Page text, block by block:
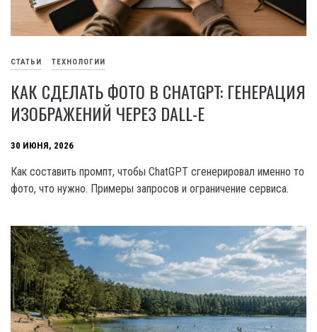
СТАТЬИ ТЕХНОЛОГИИ
КАК СДЕЛАТЬ ФОТО В CHATGPT: ГЕНЕРАЦИЯ
ИЗОБРАЖЕНИЙ ЧЕРЕЗ DALL-E
30 ИЮНЯ, 2026
Как составить промпт, чтобы ChatGPT сгенерировал именно то
фото, что нужно. Примеры запросов и ограничение сервиса.